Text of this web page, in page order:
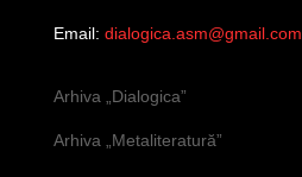
Email: dialogica.asm@gmail.com
Arhiva „Dialogica”
Arhiva „Metaliteratură”